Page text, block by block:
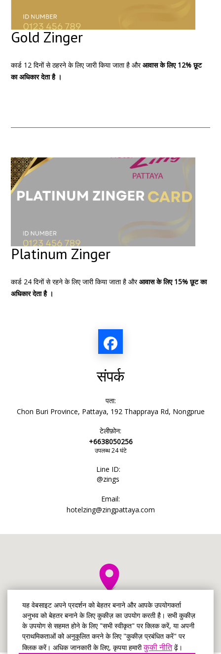
यह वेबसाइट अपने प्रदर्शन को बेहतर बनाने और आपके उपयोगकर्ता
अनुभव को बेहतर बनाने के लिए कुकीज़ का उपयोग करती है। सभी कुकीज़
के उपयोग से सहमत होने के लिए "सभी स्वीकृत" पर क्लिक करें, या अपनी
प्राथमिकताओं को अनुकूलित करने के लिए "कुकीज़ प्रबंधित करें" पर
क्लिक करें। अधिक जानकारी के लिए, कृपया हमारीकुकी नीतिढ़ें।
Gold Zinger
कार्ड 12 दिनों से ठहरने के लिए जारी किया जाता है औरआवास के लिए 12% छूट
का अधिकार देता है ।
Platinum Zinger
कार्ड 24 दिनों से रहने के लिए जारी किया जाता है औरआवास के लिए 15% छूट का
अधिकार देता है ।
संपर्क
पता:
Chon Buri Province, Pattaya, 192 Thappraya Rd, Nongprue
टेलीफ़ोन:
+6638050256
उपलब्ध 24 घंटे
Line ID:
@zings
Email:
hotelzing@zingpattaya.com